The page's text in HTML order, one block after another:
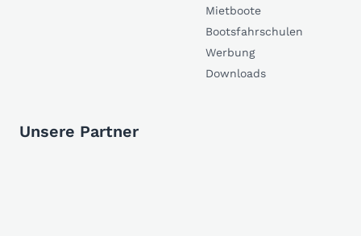
Mietboote
Bootsfahrschulen
Werbung
Downloads
Unsere Partner